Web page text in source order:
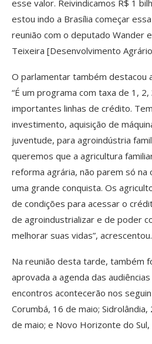
esse valor. Reivindicamos R$ 1
estou indo a Brasília começar
reunião com o deputado Wander
Teixeira [Desenvolvimento
O parlamentar também destacou
“É um programa com taxa de 1,
importantes linhas de crédito.
investimento, aquisição de
juventude, para agroindústria
queremos que a agricultura
reforma agrária, não parem só
uma grande conquista. Os
de condições para acessar o
de agroindustrializar e de poder
melhorar suas vidas”, acrescentou.
Na reunião desta tarde, também
aprovada a agenda das
encontros acontecerão nos
Corumbá, 16 de maio; Sidrolândia,
de maio; e Novo Horizonte do